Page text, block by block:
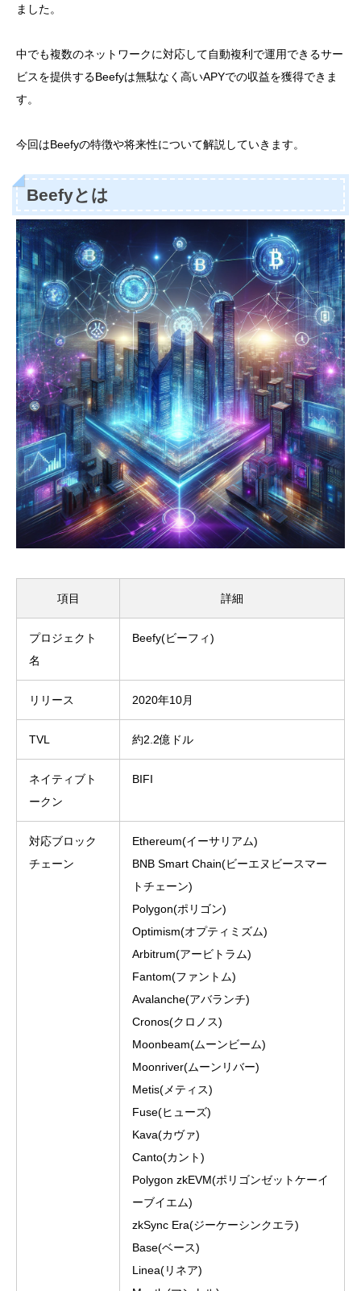
ました。
中でも複数のネットワークに対応して自動複利で運用できるサー
ビスを提供するBeefyは無駄なく高いAPYでの収益を獲得できま
す。
今回はBeefyの特徴や将来性について解説していきます。
Beefyとは
項目 詳細
プロジェクト
名
Beefy(ビーフィ)
リリース 2020年10月
TVL 約2.2億ドル
ネイティブト
ークン
BIFI
対応ブロック
チェーン
Ethereum(イーサリアム)
BNB Smart Chain(ビーエヌビースマー
トチェーン)
Polygon(ポリゴン)
Optimism(オプティミズム)
Arbitrum(アービトラム)
Fantom(ファントム)
Avalanche(アバランチ)
Cronos(クロノス)
Moonbeam(ムーンビーム)
Moonriver(ムーンリバー)
Metis(メティス)
Fuse(ヒューズ)
Kava(カヴァ)
Canto(カント)
Polygon zkEVM(ポリゴンゼットケーイ
ーブイエム)
zkSync Era(ジーケーシンクエラ)
Base(ベース)
Linea(リネア)